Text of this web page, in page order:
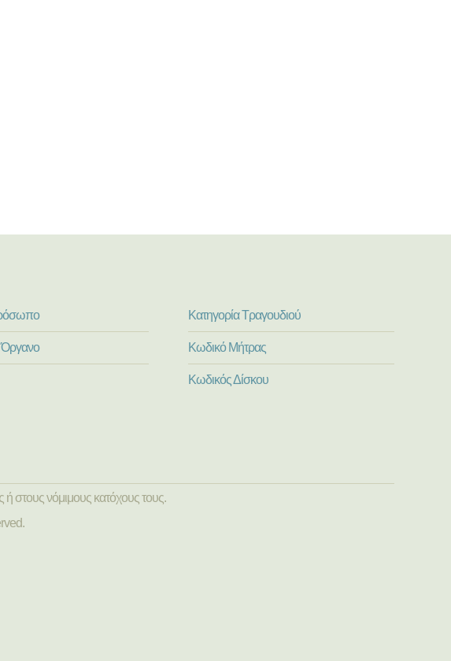
Κατηγορία Τραγουδιού
Κωδικό Μήτρας
Κωδικός Δίσκου
στους νόμιμους κατόχους τους.